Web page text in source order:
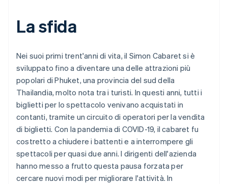
Guarda ora
La sfida
Nei suoi primi trent'anni di vita, il Simon Cabaret si è
sviluppato fino a diventare una delle attrazioni più
popolari di Phuket, una provincia del sud della
Thailandia, molto nota tra i turisti. In questi anni, tutti i
biglietti per lo spettacolo venivano acquistati in
contanti, tramite un circuito di operatori per la vendita
di biglietti. Con la pandemia di COVID-19, il cabaret fu
costretto a chiudere i battenti e a interrompere gli
spettacoli per quasi due anni. I dirigenti dell'azienda
hanno messo a frutto questa pausa forzata per
cercare nuovi modi per migliorare l'attività. In